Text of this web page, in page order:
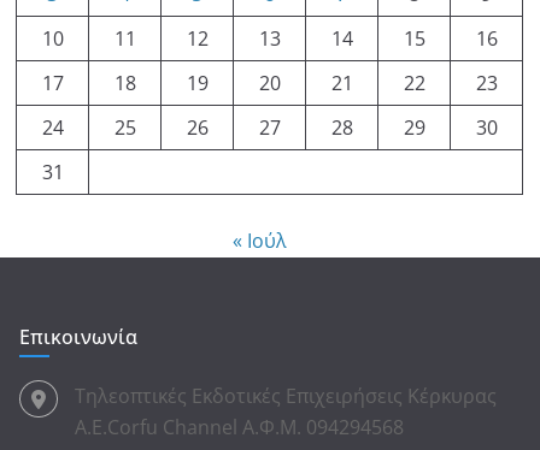
10
11 12 13 14 15
16
17
18 19 20 21 22
23
24
25 26 27 28 29
30
31
« Ιούλ
Επικοινωνία
Τηλεοπτικές Εκδοτικές Επιχειρήσεις Κέρκυρας
Α.Ε.Corfu Channel Α.Φ.Μ. 094294568